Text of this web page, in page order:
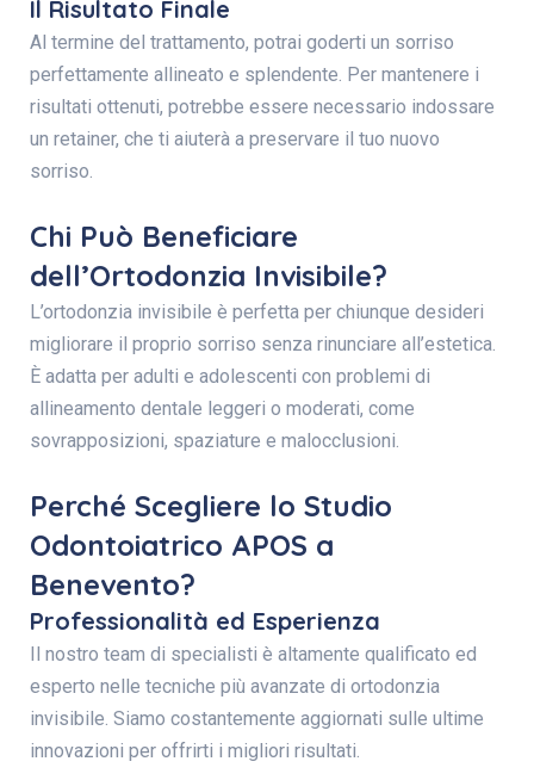
Il Risultato Finale
Al termine del trattamento, potrai goderti un sorriso
perfettamente allineato e splendente. Per mantenere i
risultati ottenuti, potrebbe essere necessario indossare
un retainer, che ti aiuterà a preservare il tuo nuovo
sorriso.
Chi Può Beneficiare
dell’Ortodonzia Invisibile?
L’ortodonzia invisibile è perfetta per chiunque desideri
migliorare il proprio sorriso senza rinunciare all’estetica.
È adatta per adulti e adolescenti con problemi di
allineamento dentale leggeri o moderati, come
sovrapposizioni, spaziature e malocclusioni.
Perché Scegliere lo Studio
Odontoiatrico APOS a
Benevento?
Professionalità ed Esperienza
Il nostro team di specialisti è altamente qualificato ed
esperto nelle tecniche più avanzate di ortodonzia
invisibile. Siamo costantemente aggiornati sulle ultime
innovazioni per offrirti i migliori risultati.